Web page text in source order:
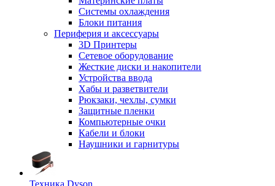
Системы охлаждения
Блоки питания
Периферия и аксессуары
3D Принтеры
Сетевое оборудование
Жесткие диски и накопители
Устройства ввода
Хабы и разветвители
Рюкзаки, чехлы, сумки
Защитные пленки
Компьютерные очки
Кабели и блоки
Наушники и гарнитуры
Техника Dyson